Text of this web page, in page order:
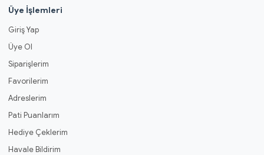
Üye İşlemleri
Giriş Yap
Üye Ol
Siparişlerim
Favorilerim
Adreslerim
Pati Puanlarım
Hediye Çeklerim
Havale Bildirim